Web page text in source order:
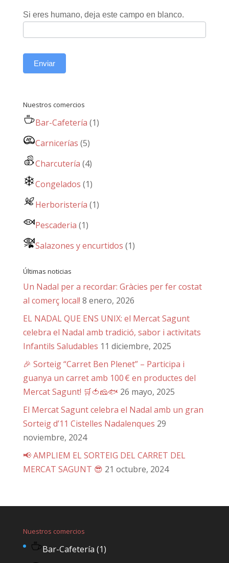
Si eres humano, deja este campo en blanco.
Enviar
Nuestros comercios
Bar-Cafetería (1)
Carnicerías (5)
Charcutería (4)
Congelados (1)
Herboristería (1)
Pescaderia (1)
Salazones y encurtidos (1)
Últimas noticias
Un Nadal per a recordar: Gràcies per fer costat
al comerç local! 8 enero, 2026
EL NADAL QUE ENS UNIX: el Mercat Sagunt
celebra el Nadal amb tradició, sabor i activitats
Infantils Saludables 11 diciembre, 2025
🎉 Sorteig “Carret Ben Plenet” – Participa i
guanya un carret amb 100 € en productes del
Mercat Sagunt! 🛒🍅🧀🐟 26 mayo, 2025
El Mercat Sagunt celebra el Nadal amb un gran
Sorteig d’11 Cistelles Nadalenques 29
noviembre, 2024
📢 AMPLIEM EL SORTEIG DEL CARRET DEL
MERCAT SAGUNT 😎 21 octubre, 2024
Nuestros comercios
Bar-Cafetería (1)